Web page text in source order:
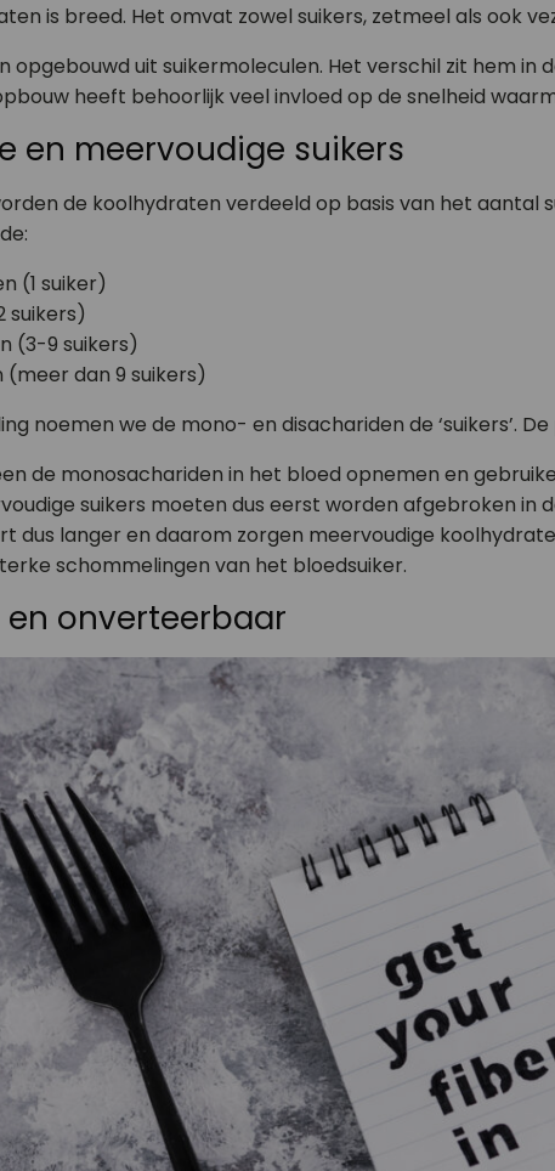
is breed. Het omvat zowel suikers, zetmeel als ook
opgebouwd uit suikermoleculen. Het verschil zit hem in
heeft behoorlijk veel invloed op de snelheid
en meervoudige suikers
de koolhydraten verdeeld op basis van het aantal
(1 suiker)
suikers)
(3-9 suikers)
(meer dan 9 suikers)
noemen we de mono- en disachariden de ‘suikers’.
de monosachariden in het bloed opnemen en
suikers moeten dus eerst worden afgebroken
dus langer en daarom zorgen meervoudige
schommelingen van het bloedsuiker.
onverteerbaar